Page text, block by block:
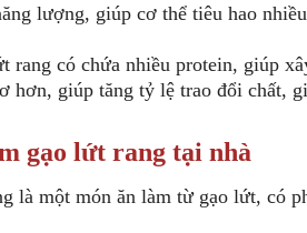
lượng, giúp cơ thể tiêu hao
rang có chứa nhiều protein, giúp
hơn, giúp tăng tỷ lệ trao đổi chất,
gạo lứt rang tại nhà
là một món ăn làm từ gạo lứt, có